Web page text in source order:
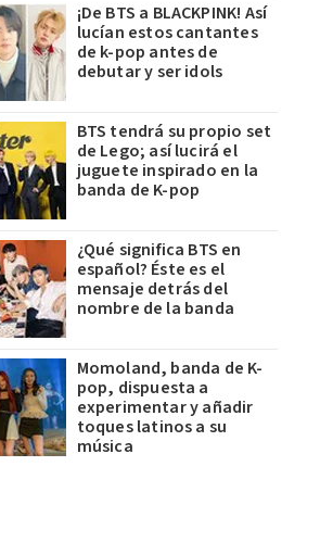
¡De BTS a BLACKPINK! Así
lucían estos cantantes
de k-pop antes de
debutar y ser idols
BTS tendrá su propio set
de Lego; así lucirá el
juguete inspirado en la
banda de K-pop
¿Qué significa BTS en
español? Éste es el
mensaje detrás del
nombre de la banda
Momoland, banda de K-
pop, dispuesta a
experimentar y añadir
toques latinos a su
música